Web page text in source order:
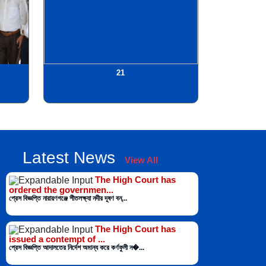
21
Latest News
View All
The High Court has
ordered the governmen...
প্রেস বিজ্ঞপ্তি নারায়ণগঞ্জে শীতলক্ষ্যা নদীর দূষণ বন্...
The High Court has
issued a contempt of ...
প্রেস বিজ্ঞপ্তি আদালতের নির্দেশ অমান্য করে কর্ণফুলী ন�...